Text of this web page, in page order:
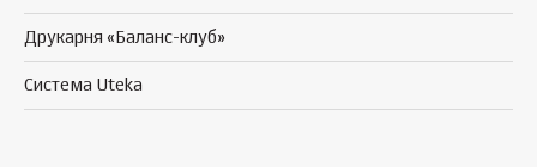
Друкарня «Баланс-клуб»
Система Uteka